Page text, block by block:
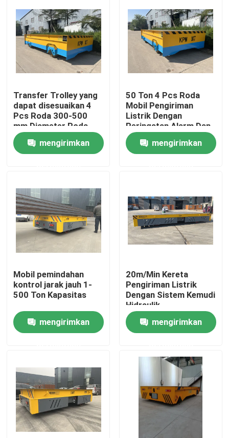
Rumah
Video
Tentang kami
Tur Pabrik
Hubungi kami
Permintaan Penawaran
Gerobak Transfer Listrik
Keranjang Transfer AGV
Transfer Trolley yang
dapat disesuaikan 4
Pcs Roda 300-500
mm Diameter Roda
mengirimkan
50 Ton 4 Pcs Roda
Mobil Pengiriman
Listrik Dengan
Peringatan Alarm Dan
End Stop
mengirimkan
Mobil pemindahan
kontrol jarak jauh 1-
500 Ton Kapasitas
mengirimkan
20m/Min Kereta
Pengiriman Listrik
Dengan Sistem Kemudi
Hidraulik
mengirimkan